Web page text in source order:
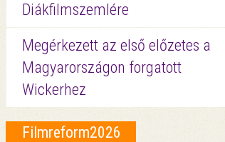
Diákfilmszemlére
Megérkezett az első előzetes a
Magyarországon forgatott
Wickerhez
Filmreform2026